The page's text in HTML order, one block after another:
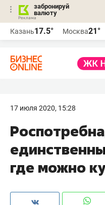
забронируй
валюту
Казань17.5° Москва21°
17 июля 2020, 15:28
где можно